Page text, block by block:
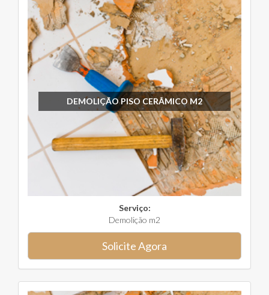
DEMOLIÇÃO PISO CERÂMICO M2
Serviço:
Demolição m2
Solicite Agora